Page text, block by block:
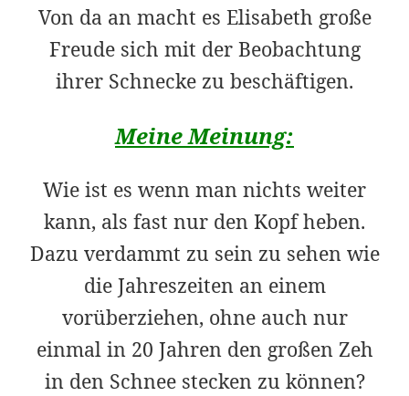
Von da an macht es Elisabeth große
Freude sich mit der Beobachtung
ihrer Schnecke zu beschäftigen.
Meine Meinung:
Wie ist es wenn man nichts weiter
kann, als fast nur den Kopf heben.
Dazu verdammt zu sein zu sehen wie
die Jahreszeiten an einem
vorüberziehen, ohne auch nur
einmal in 20 Jahren den großen Zeh
in den Schnee stecken zu können?